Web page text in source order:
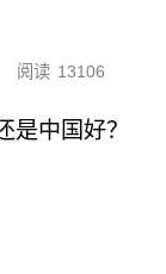
阅读 13106
是中国好？